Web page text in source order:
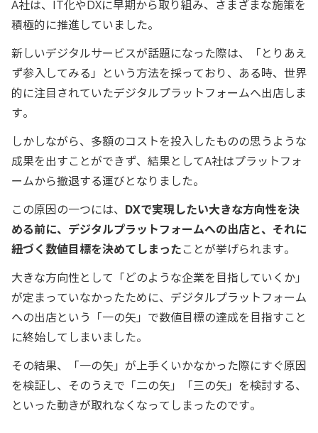
A社は、IT化やDXに早期から取り組み、さまざまな施策を
積極的に推進していました。
新しいデジタルサービスが話題になった際は、「とりあえ
ず参入してみる」という方法を採っており、ある時、世界
的に注目されていたデジタルプラットフォームへ出店しま
す。
しかしながら、多額のコストを投入したものの思うような
成果を出すことができず、結果としてA社はプラットフォ
ームから撤退する運びとなりました。
この原因の一つには、 DXで実現したい大きな方向性を決
める前に、デジタルプラットフォームへの出店と、それに
紐づく数値目標を決めてしまった ことが挙げられます。
大きな方向性として「どのような企業を目指していくか」
が定まっていなかったために、デジタルプラットフォーム
への出店という「一の矢」で数値目標の達成を目指すこと
に終始してしまいました。
その結果、「一の矢」が上手くいかなかった際にすぐ原因
を検証し、そのうえで「二の矢」「三の矢」を検討する、
といった動きが取れなくなってしまったのです。